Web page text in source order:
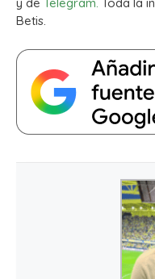
Betis.